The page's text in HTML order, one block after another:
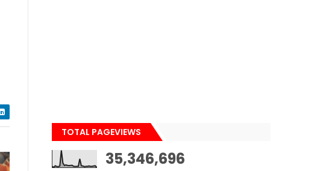
TOTAL PAGEVIEWS
35,346,696